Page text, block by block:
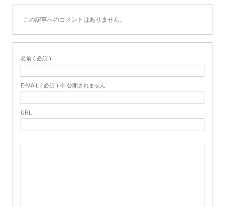
この記事へのコメントはありません。
名前 ( 必須 )
E-MAIL ( 必須 ) ※ 公開されません
URL